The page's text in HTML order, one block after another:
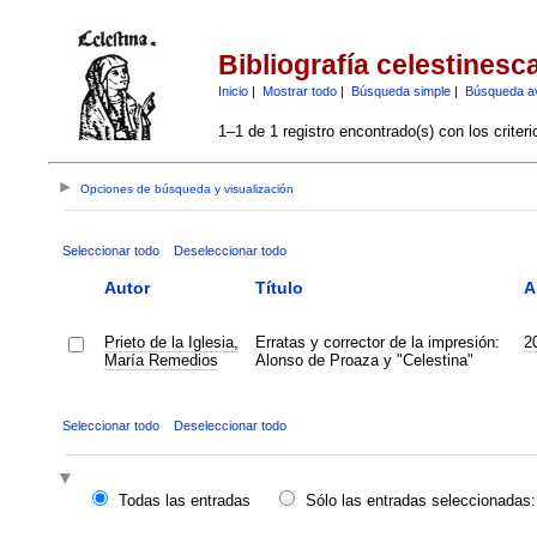
Bibliografía
Inicio| Mostrar todo| Búsqueda simple| Búsqueda
1–1 de 1 registro encontrado(s) con los
Opciones de búsqueda y visualización
Seleccionar todo Deseleccionar todo
Autor Título
Prieto de la Iglesia,
María Remedios
Erratas y corrector de la impresión:
Alonso de Proaza y "Celestina"
Seleccionar todo Deseleccionar todo
Todas las entradas
Sólo las entradas seleccionadas: